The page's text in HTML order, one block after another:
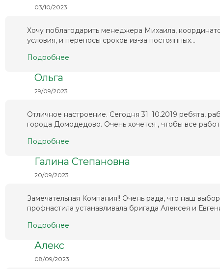
03/10/2023
Хочу поблагодарить менеджера Михаила,
условия, и переносы сроков из-за постоянных...
Подробнее
Ольга
29/09/2023
Отличное настроение. Сегодня 31 .10.2019 ребята,
города Домодедово. Очень хочется , чтобы все
Подробнее
Галина Степановна
20/09/2023
Замечательная Компания!! Очень рада, что наш
профнастила устанавливала бригада Алексея и
Подробнее
Алекс
08/09/2023